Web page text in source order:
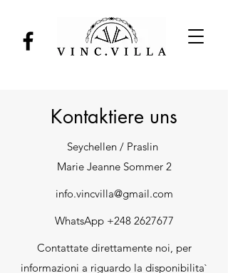
Kontaktiere uns
Seychellen / Praslin
Marie Jeanne Sommer 2
info.vincvilla@gmail.com
WhatsApp +248 2627677
Contattate direttamente noi, per
informazioni a riguardo la disponibilita`